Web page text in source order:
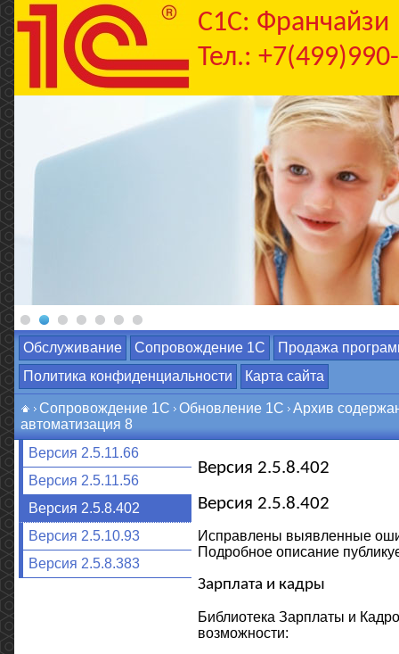
C1С: Франчайзи
Тел.:
Обслуживание Сопровождение 1С
Продажа
Политика конфиденциальности
Карта сайта
Сопровождение 1С Обновление 1С
Архив
автоматизация 8
Версия 2.5.11.66
Версия 2.5.11.56
Версия 2.5.8.402
Версия 2.5.10.93
Версия 2.5.8.383
Версия 2.5.8.402
Версия 2.5.8.402
Исправлены выявленные
Подробное описание
Зарплата и кадры
Библиотека Зарплаты и
возможности: